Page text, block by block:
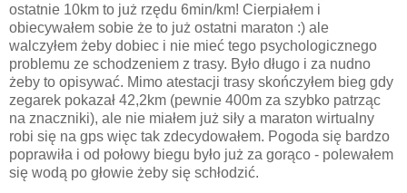
ostatnie 10km to już rzędu 6min/km! Cierpiałem i
obiecywałem sobie że to już ostatni maraton :) ale
walczyłem żeby dobiec i nie mieć tego psychologicznego
problemu ze schodzeniem z trasy. Było długo i za nudno
żeby to opisywać. Mimo atestacji trasy skończyłem bieg gdy
zegarek pokazał 42,2km (pewnie 400m za szybko patrząc
na znaczniki), ale nie miałem już siły a maraton wirtualny
robi się na gps więc tak zdecydowałem. Pogoda się bardzo
poprawiła i od połowy biegu było już za gorąco - polewałem
się wodą po głowie żeby się schłodzić.